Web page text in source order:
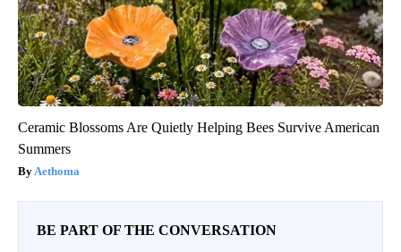
Ceramic Blossoms Are Quietly Helping Bees Survive American
Summers
Aethoma
BE PART OF THE CONVERSATION